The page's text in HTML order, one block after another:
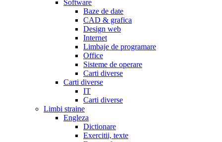
Software
Baze de date
CAD & grafica
Design web
Internet
Limbaje de programare
Office
Sisteme de operare
Carti diverse
Carti diverse
IT
Carti diverse
Limbi straine
Engleza
Dictionare
Exercitii, texte